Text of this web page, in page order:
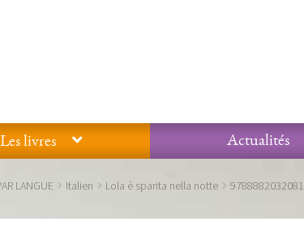
Les livres
Actualités
LANGUE Italien Lola è sparita nella notte 9788882032081